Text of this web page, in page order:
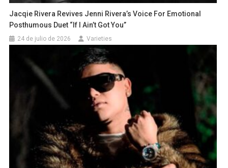
Jacqie Rivera Revives Jenni Rivera’s Voice For Emotional
Posthumous Duet “If I Ain’t Got You”
24 de julio de 2026 Varieties